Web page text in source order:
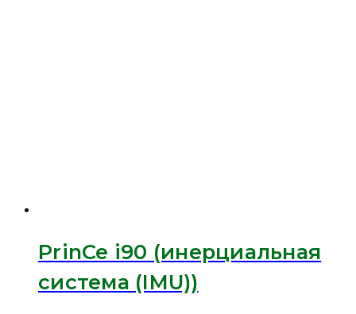
PrinCe i90 (инерциальная
система (IMU))